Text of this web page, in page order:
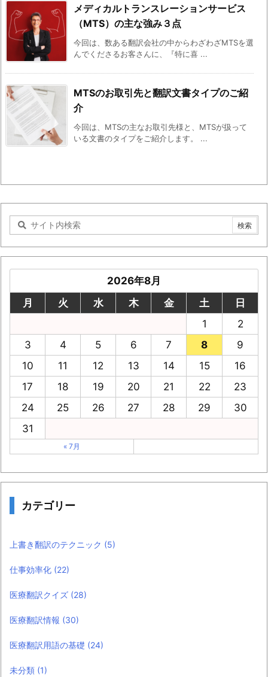
メディカルトランスレーションサービス
（MTS）の主な強み３点
今回は、数ある翻訳会社の中からわざわざMTSを選
んでくださるお客さんに、『特に喜 ...
MTSのお取引先と翻訳文書タイプのご紹
介
今回は、MTSの主なお取引先様と、MTSが扱って
いる文書のタイプをご紹介します。 ...
2026年8月
月
火 水 木 金 土
日
1
2
3
4 5 6 7 8
9
10
11 12 13 14 15
16
17
18 19 20 21 22
23
24
25 26 27 28 29
30
31
« 7月
カテゴリー
上書き翻訳のテクニック (5)
仕事効率化 (22)
医療翻訳クイズ (28)
医療翻訳情報 (30)
医療翻訳用語の基礎 (24)
未分類 (1)